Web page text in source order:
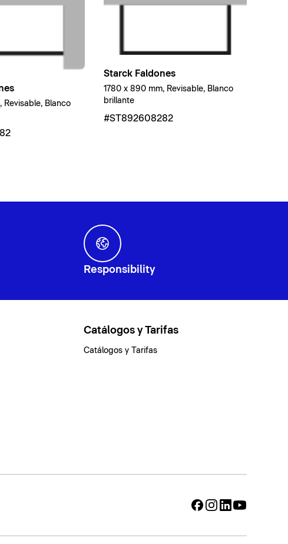
Revisable, Blanco
Starck Faldones
1780 x 890 mm, Revisable, Blanco
brillante
#ST892608282
Responsibility
Catálogos y Tarifas
Catálogos y Tarifas